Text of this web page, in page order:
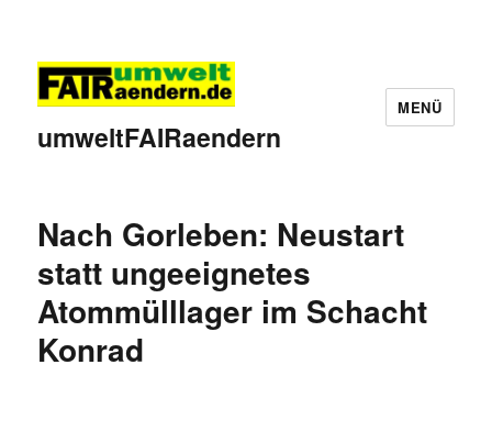
umweltFAIRaendern
MENÜ
Nach Gorleben: Neustart
statt ungeeignetes
Atommülllager im Schacht
Konrad